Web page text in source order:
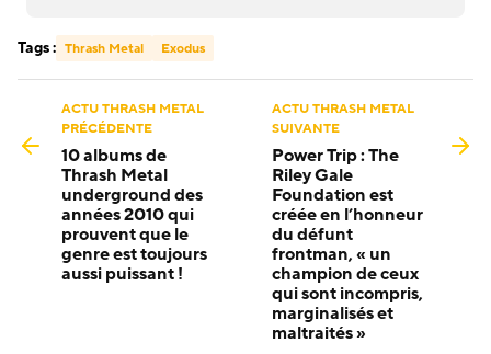
Tags : Thrash Metal Exodus
ACTU THRASH METAL
PRÉCÉDENTE
10 albums de
Thrash Metal
underground des
années 2010 qui
prouvent que le
genre est toujours
aussi puissant !
ACTU THRASH METAL
SUIVANTE
Power Trip : The
Riley Gale
Foundation est
créée en l’honneur
du défunt
frontman, « un
champion de ceux
qui sont incompris,
marginalisés et
maltraités »